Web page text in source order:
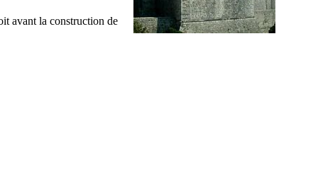
avant la construction de